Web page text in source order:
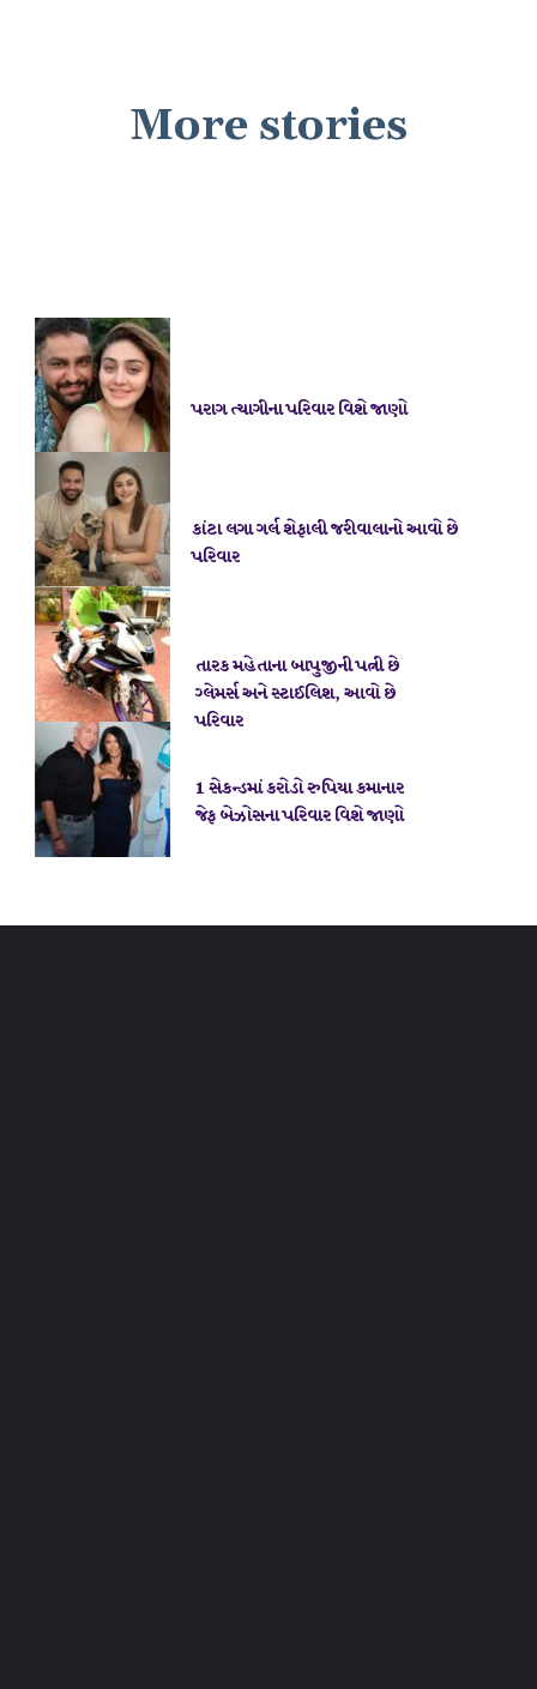
More stories
પરાગ ત્યાગીના પરિવાર વિશે જાણો
કાંટા લગા ગર્લ શેફાલી જરીવાલાનો આવો છે
પરિવાર
તારક મહેતાના બાપુજીની પત્ની છે
ગ્લેમર્સ અને સ્ટાઈલિશ, આવો છે
પરિવાર
1 સેકન્ડમાં કરોડો રુપિયા કમાનાર
જેફ બેઝોસના પરિવાર વિશે જાણો